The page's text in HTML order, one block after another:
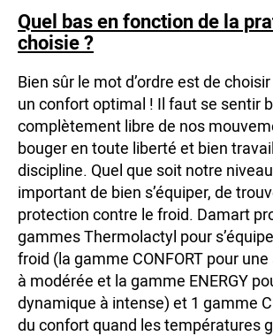
Quel bas en fonction de la
choisie ?
Bien sûr le mot d’ordre est de
un confort optimal ! Il faut se sentir
complètement libre de nos
bouger en toute liberté et bien
discipline. Quel que soit notre
important de bien s’équiper, de
protection contre le froid. Damart
gammes Thermolactyl pour
froid (la gamme CONFORT pour
à modérée et la gamme ENERGY
dynamique à intense) et 1 gamme
du confort quand les températures